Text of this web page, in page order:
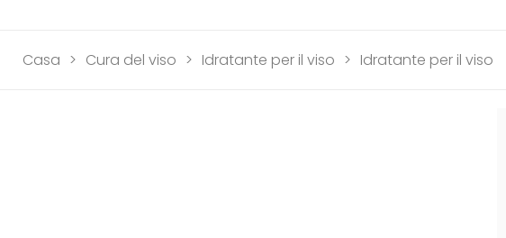
Casa > Cura del viso > Idratante per il viso > Idratante per il viso